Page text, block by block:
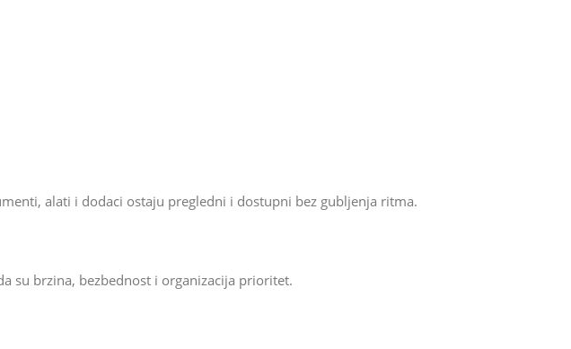
alati i dodaci ostaju pregledni i dostupni bez gubljenja ritma.
su brzina, bezbednost i organizacija prioritet.